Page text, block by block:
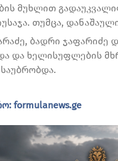
მუხლით
თუმცა,
ბადრი
და ხელისუფლების
formulanews.ge